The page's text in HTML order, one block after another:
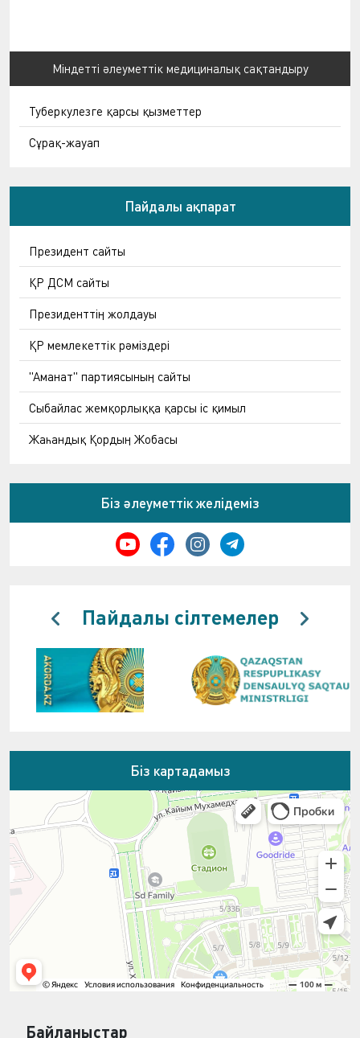
Міндетті әлеуметтік медициналық сақтандыру
Туберкулезге қарсы қызметтер
Сұрақ-жауап
Пайдалы ақпарат
Президент сайты
ҚР ДСМ сайты
Президенттің жолдауы
ҚР мемлекеттік рәміздері
"Аманат" партиясының сайты
Сыбайлас жемқорлыққа қарсы іс қимыл
Жаһандық Қордың Жобасы
Біз әлеуметтік желідеміз
Пайдалы сілтемелер
Біз картадамыз
Байланыстар